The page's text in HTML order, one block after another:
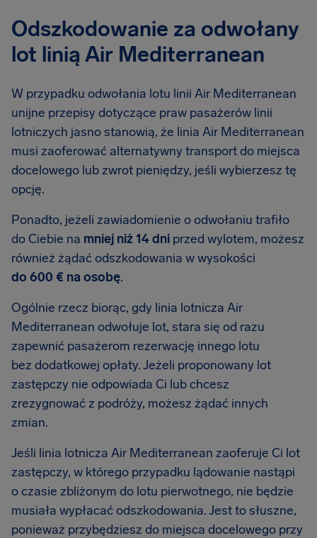
Odszkodowanie za odwołany
lot linią Air Mediterranean
W przypadku odwołania lotu linii Air Mediterranean
unijne przepisy dotyczące praw pasażerów linii
lotniczych jasno stanowią, że linia Air Mediterranean
musi zaoferować alternatywny transport do miejsca
docelowego lub zwrot pieniędzy, jeśli wybierzesz tę
opcję.
Ponadto, jeżeli zawiadomienie o odwołaniu trafiło
do Ciebie na mniej niż 14 dni przed wylotem, możesz
również żądać odszkodowania w wysokości
do 600 € na osobę.
Ogólnie rzecz biorąc, gdy linia lotnicza Air
Mediterranean odwołuje lot, stara się od razu
zapewnić pasażerom rezerwację innego lotu
bez dodatkowej opłaty. Jeżeli proponowany lot
zastępczy nie odpowiada Ci lub chcesz
zrezygnować z podróży, możesz żądać innych
zmian.
Jeśli linia lotnicza Air Mediterranean zaoferuje Ci lot
zastępczy, w którego przypadku lądowanie nastąpi
o czasie zbliżonym do lotu pierwotnego, nie będzie
musiała wypłacać odszkodowania. Jest to słuszne,
ponieważ przybędziesz do miejsca docelowego przy